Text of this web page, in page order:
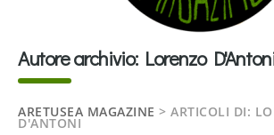
Autore archivio: Lorenzo
ARETUSEA MAGAZINE > ARTICOLI DI:
D'ANTONI